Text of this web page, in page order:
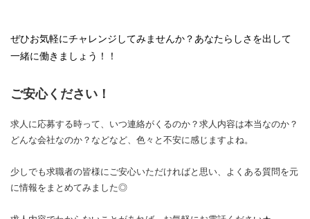
ぜひお気軽にチャレンジしてみませんか？あなたらしさを出して
一緒に働きましょう！！
ご安心ください！
求人に応募する時って、いつ連絡がくるのか？求人内容は本当なのか？
どんな会社なのか？などなど、色々と不安に感じますよね。
少しでも求職者の皆様にご安心いただければと思い、よくある質問を元
に情報をまとめてみました◎